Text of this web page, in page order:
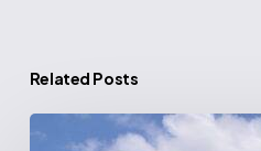
Related Posts
Cube